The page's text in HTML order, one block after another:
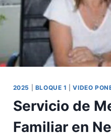
2025 BLOQUE 1 |VIDEO
Servicio de
Familiar en